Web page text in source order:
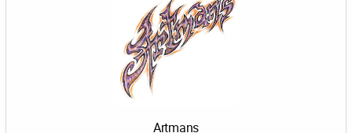
Artmans